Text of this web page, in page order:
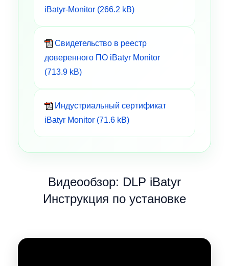
iBatyr-Monitor (266.2 kB)
Свидетельство в реестр
доверенного ПО iBatyr Monitor
(713.9 kB)
Индустриальный сертификат
iBatyr Monitor (71.6 kB)
Видеообзор: DLP iBatyr
Инструкция по установке